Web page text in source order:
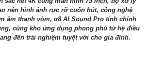
nên hình ảnh rực rỡ cuốn hút, công nghệ
âm thanh vòm, α8 AI Sound Pro tinh chỉnh
cùng kho ứng dụng phong phú từ hệ điều
đến trải nghiệm tuyệt vời cho gia đình.